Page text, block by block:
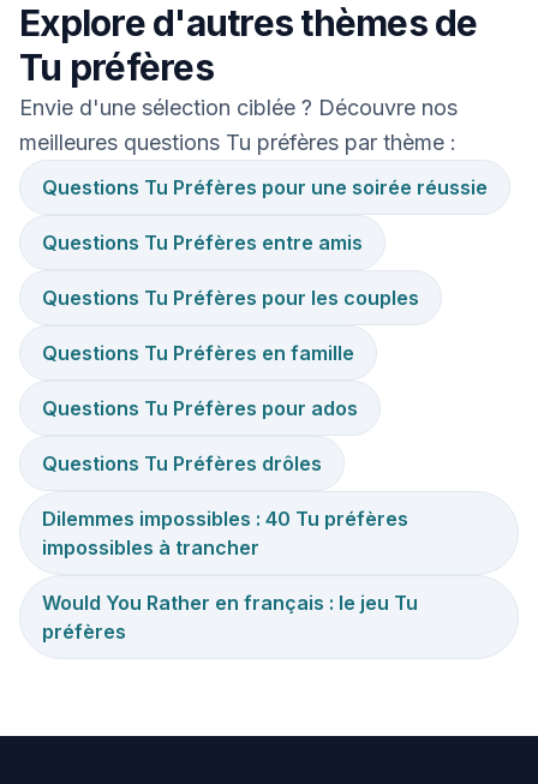
Explore d'autres thèmes de
Tu préfères
Envie d'une sélection ciblée ? Découvre nos
meilleures questions Tu préfères par thème :
Questions Tu Préfères pour une soirée réussie
Questions Tu Préfères entre amis
Questions Tu Préfères pour les couples
Questions Tu Préfères en famille
Questions Tu Préfères pour ados
Questions Tu Préfères drôles
Dilemmes impossibles : 40 Tu préfères
impossibles à trancher
Would You Rather en français : le jeu Tu
préfères